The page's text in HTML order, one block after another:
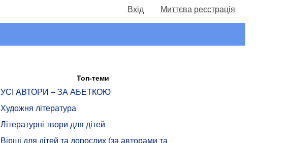
Вхід Миттєва реєстрація
Топ-теми
УСІ АВТОРИ – ЗА АБЕТКОЮ
Художня література
Літературні твори для дітей
Вірші для дітей та дорослих (за авторами та